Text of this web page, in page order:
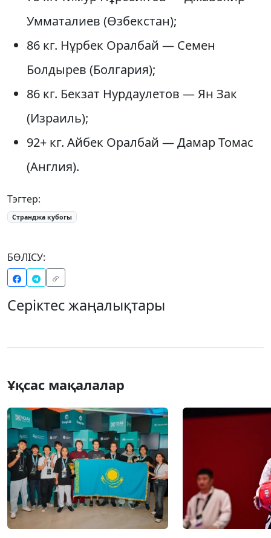
Умматалиев (Өзбекстан);
86 кг. Нұрбек Оралбай — Семен
Болдырев (Болгария);
86 кг. Бекзат Нурдаулетов — Ян Зак
(Израиль);
92+ кг. Айбек Оралбай — Дамар Томас
(Англия).
Тэгтер:
Странджа кубогы
БӨЛІСУ:
Серіктес жаңалықтары
Ұқсас мақалалар